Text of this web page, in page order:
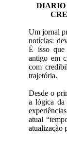
DIARIO
Um jornal
notícias:
É isso
antigo em
com
trajetória.
Desde o
a lógica da
atual
atualização